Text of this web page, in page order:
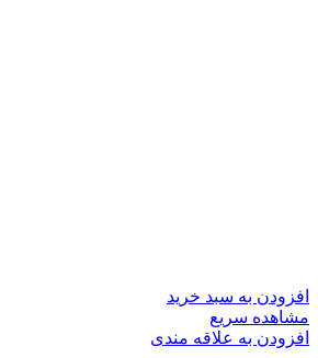
افزودن به سبد خرید
مشاهده سریع
افزودن به علاقه مندی